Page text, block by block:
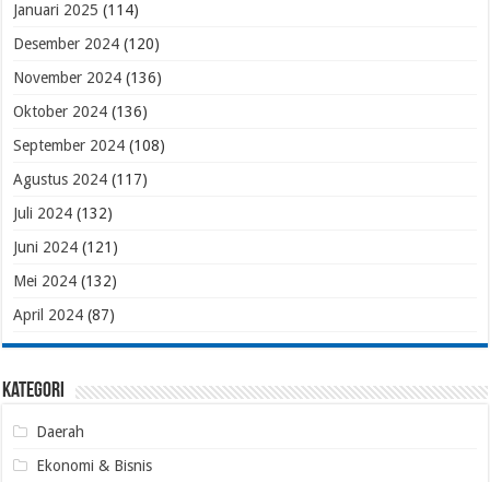
Januari 2025 (114)
Desember 2024 (120)
November 2024 (136)
Oktober 2024 (136)
September 2024 (108)
Agustus 2024 (117)
Juli 2024 (132)
Juni 2024 (121)
Mei 2024 (132)
April 2024 (87)
Kategori
Daerah
Ekonomi & Bisnis